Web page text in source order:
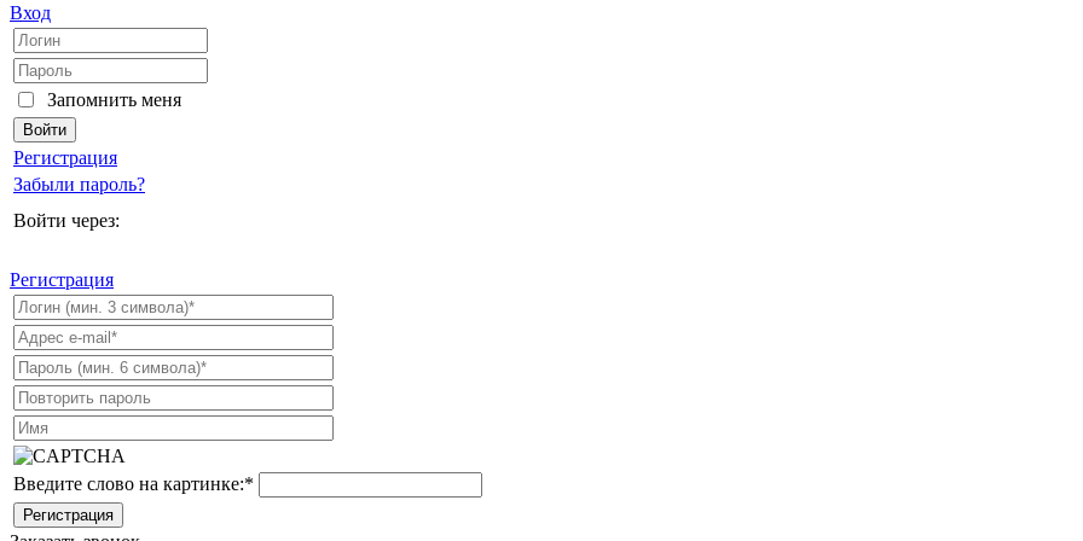
Вход
Запомнить меня
Регистрация
Забыли пароль?
Войти через:
Регистрация
Введите слово на картинке:*